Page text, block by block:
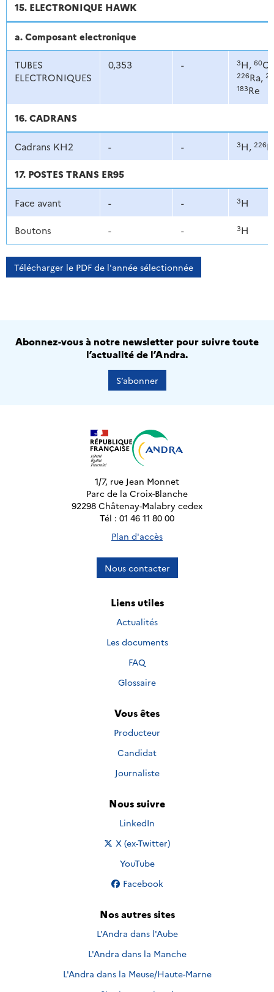
15. ELECTRONIQUE HAWK
a. Composant electronique
TUBES
ELECTRONIQUES
0,353 - 3H, 60
226Ra,
183Re
16. CADRANS
Cadrans KH2 - - 3H, 226
17. POSTES TRANS ER95
Face avant - - 3H
Boutons - - 3H
Télécharger le PDF de l'année sélectionnée
Abonnez-vous à notre newsletter pour suivre toute
l’actualité de l’Andra.
S’abonner
1/7, rue Jean Monnet
Parc de la Croix-Blanche
92298 Châtenay-Malabry cedex
Tél : 01 46 11 80 00
Plan d'accès
Nous contacter
Liens utiles
Actualités
Les documents
FAQ
Glossaire
Vous êtes
Producteur
Candidat
Journaliste
Nous suivre
Nous suivre sur
LinkedIn
Nous suivre sur
X (ex-Twitter)
Nous suivre sur
YouTube
Nous suivre sur
Facebook
Nos autres sites
L'Andra dans l'Aube
L'Andra dans la Manche
L'Andra dans la Meuse/Haute-Marne